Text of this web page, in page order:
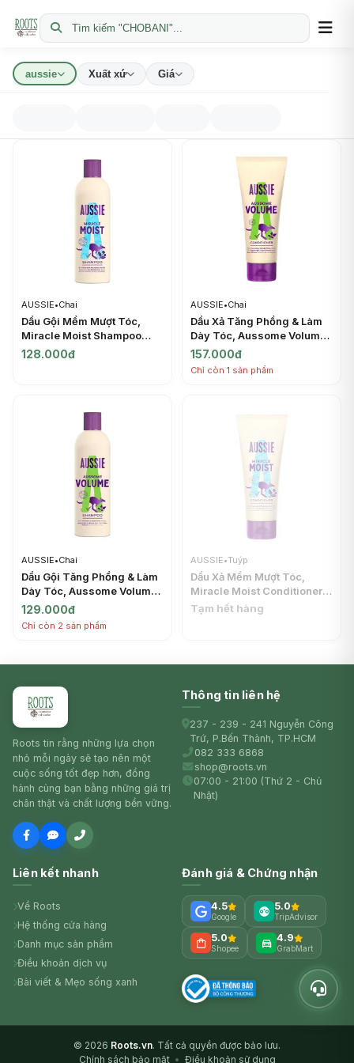
Tìm kiếm "CHOBANI"...
aussie Xuất xứ Giá
AUSSIE•Chai
Dầu Gội Mềm Mượt Tóc,
Miracle Moist Shampoo
(300ml) - AUSSIE
128.000đ
AUSSIE•Chai
Dầu Xả Tăng Phồng & Làm
Dày Tóc, Aussome Volume
Conditioner (200ml) -
AUSSIE
157.000đ
Chỉ còn 1 sản phẩm
AUSSIE•Chai
Dầu Gội Tăng Phồng & Làm
Dày Tóc, Aussome Volume
Shampoo (300ml) - AUSSIE
129.000đ
Chỉ còn 2 sản phẩm
AUSSIE•Tuýp
Dầu Xả Mềm Mượt Tóc,
Miracle Moist Conditioner
(200ml) - AUSSIE
Tạm hết hàng
Roots tin rằng những lựa chọn
nhỏ mỗi ngày sẽ tạo nên một
cuộc sống tốt đẹp hơn, đồng
hành cùng bạn bằng những giá trị
chân thật và chất lượng bền vững.
Thông tin liên hệ
237 - 239 - 241 Nguyễn Công
Trứ, P.Bến Thành, TP.HCM
082 333 6868
shop@roots.vn
07:00 - 21:00 (Thứ 2 - Chủ
Nhật)
Liên kết nhanh
Về Roots
Hệ thống cửa hàng
Danh mục sản phẩm
Điều khoản dịch vụ
Bài viết & Mẹo sống xanh
Đánh giá & Chứng nhận
4.5
Google
5.0
TripAdvisor
5.0
Shopee
4.9
GrabMart
© 2026 Roots.vn. Tất cả quyền được bảo lưu.
Chính sách bảo mật • Điều khoản sử dụng